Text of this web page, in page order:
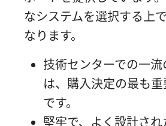
なシステムを選択する上
なります。
技術センターでの一流
は、購入決定の最も
です。
堅牢で、よく設計され